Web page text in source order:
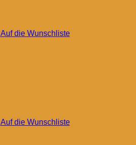
Auf die Wunschliste
Auf die Wunschliste